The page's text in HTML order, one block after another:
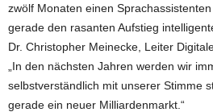
zwölf Monaten einen
gerade den rasanten Aufstieg
Dr. Christopher Meinecke, Leiter
„In den nächsten Jahren werden wir
selbstverständlich mit unserer Stimme
gerade ein neuer Milliardenmarkt.“